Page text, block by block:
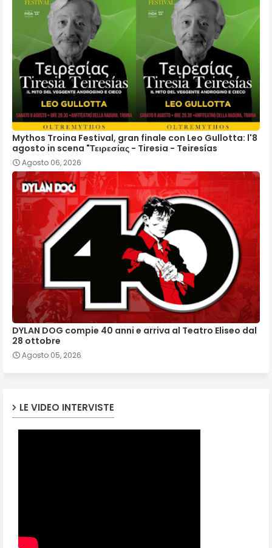
Mythos Troina Festival, gran finale con Leo Gullotta: l'8
agosto in scena "Τειρεσίας - Tiresia - Teiresías
Agosto 06, 2026
DYLAN DOG compie 40 anni e arriva al Teatro Eliseo dal
28 ottobre
Agosto 05, 2026
LE VIDEO INTERVISTE